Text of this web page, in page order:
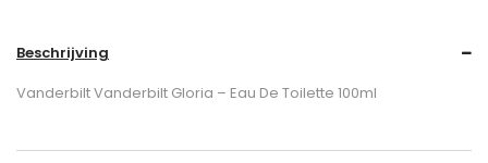
Beschrijving
Vanderbilt Vanderbilt Gloria – Eau De Toilette 100ml